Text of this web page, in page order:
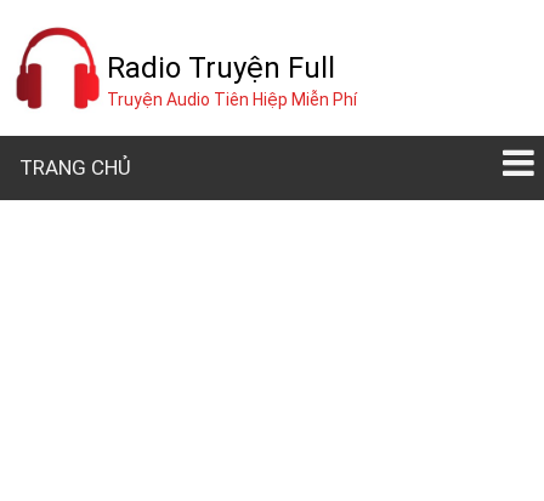
Radio Truyện Full
Truyện Audio Tiên Hiệp Miễn Phí
TRANG CHỦ